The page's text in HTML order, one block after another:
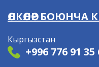
ӨЛКӨЛӨР БОЮНЧА
Кыргызстан
+996 776 91 35